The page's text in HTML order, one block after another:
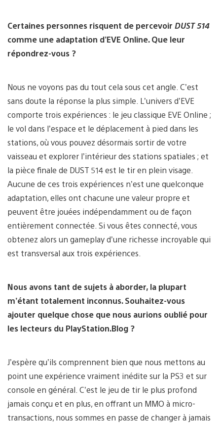
Certaines personnes risquent de percevoir DUST 514
comme une adaptation d’EVE Online. Que leur
répondrez-vous ?
Nous ne voyons pas du tout cela sous cet angle. C’est
sans doute la réponse la plus simple. L’univers d’EVE
comporte trois expériences : le jeu classique EVE Online ;
le vol dans l’espace et le déplacement à pied dans les
stations, où vous pouvez désormais sortir de votre
vaisseau et explorer l’intérieur des stations spatiales ; et
la pièce finale de DUST 514 est le tir en plein visage.
Aucune de ces trois expériences n’est une quelconque
adaptation, elles ont chacune une valeur propre et
peuvent être jouées indépendamment ou de façon
entièrement connectée. Si vous êtes connecté, vous
obtenez alors un gameplay d’une richesse incroyable qui
est transversal aux trois expériences.
Nous avons tant de sujets à aborder, la plupart
m’étant totalement inconnus. Souhaitez-vous
ajouter quelque chose que nous aurions oublié pour
les lecteurs du PlayStation.Blog ?
J’espère qu’ils comprennent bien que nous mettons au
point une expérience vraiment inédite sur la PS3 et sur
console en général. C’est le jeu de tir le plus profond
jamais conçu et en plus, en offrant un MMO à micro-
transactions, nous sommes en passe de changer à jamais